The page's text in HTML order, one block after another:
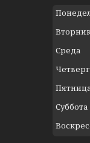
Среда
Четверг
Суббота